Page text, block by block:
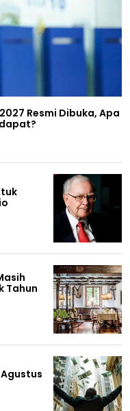
Resmi Dibuka, Apa
Tahun